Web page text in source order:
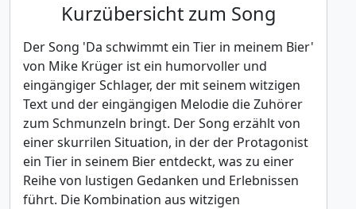
Kurzübersicht zum Song
Der Song 'Da schwimmt ein Tier in meinem Bier'
von Mike Krüger ist ein humorvoller und
eingängiger Schlager, der mit seinem witzigen
Text und der eingängigen Melodie die Zuhörer
zum Schmunzeln bringt. Der Song erzählt von
einer skurrilen Situation, in der der Protagonist
ein Tier in seinem Bier entdeckt, was zu einer
Reihe von lustigen Gedanken und Erlebnissen
führt. Die Kombination aus witzigen